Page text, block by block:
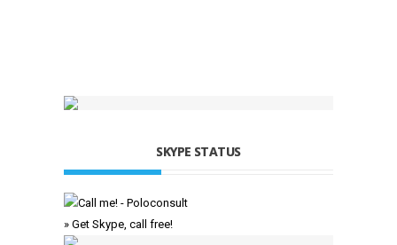
SKYPE STATUS
» Get Skype, call free!